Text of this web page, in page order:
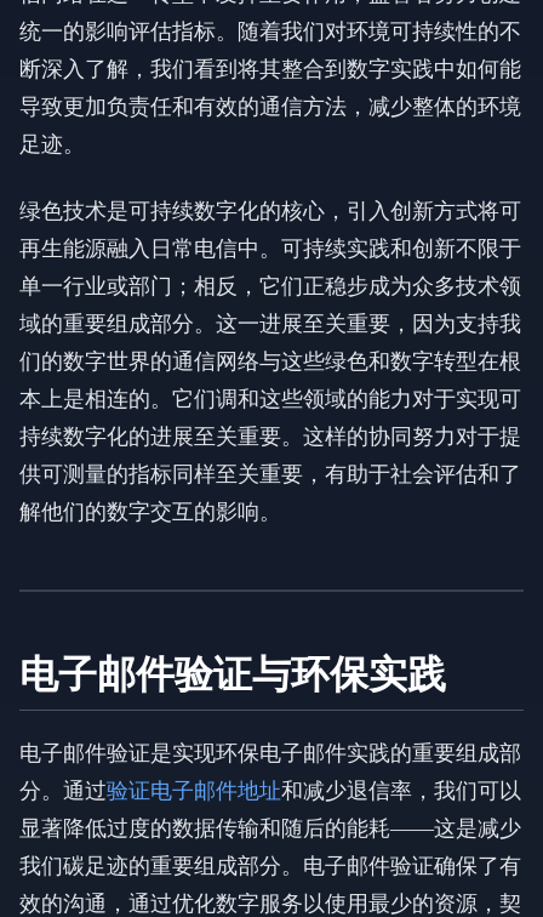
统一的影响评估指标。随着我们对环境可持续性的不
断深入了解，我们看到将其整合到数字实践中如何能
导致更加负责任和有效的通信方法，减少整体的环境
足迹。
绿色技术是可持续数字化的核心，引入创新方式将可
再生能源融入日常电信中。可持续实践和创新不限于
单一行业或部门；相反，它们正稳步成为众多技术领
域的重要组成部分。这一进展至关重要，因为支持我
们的数字世界的通信网络与这些绿色和数字转型在根
本上是相连的。它们调和这些领域的能力对于实现可
持续数字化的进展至关重要。这样的协同努力对于提
供可测量的指标同样至关重要，有助于社会评估和了
解他们的数字交互的影响。
电子邮件验证与环保实践
电子邮件验证是实现环保电子邮件实践的重要组成部
分。通过验证电子邮件地址和减少退信率，我们可以
显著降低过度的数据传输和随后的能耗——这是减少
我们碳足迹的重要组成部分。电子邮件验证确保了有
效的沟通，通过优化数字服务以使用最少的资源，契